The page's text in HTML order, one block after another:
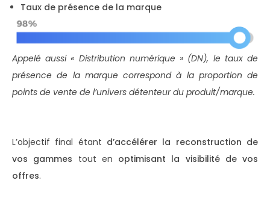
Taux de présence de la marque
Appelé aussi « Distribution numérique » (DN), le taux de
présence de la marque correspond à la proportion de
points de vente de l’univers détenteur du produit/marque.
L’objectif final étant d’accélérer la reconstruction de
vos gammes tout en optimisant la visibilité de vos
offres.